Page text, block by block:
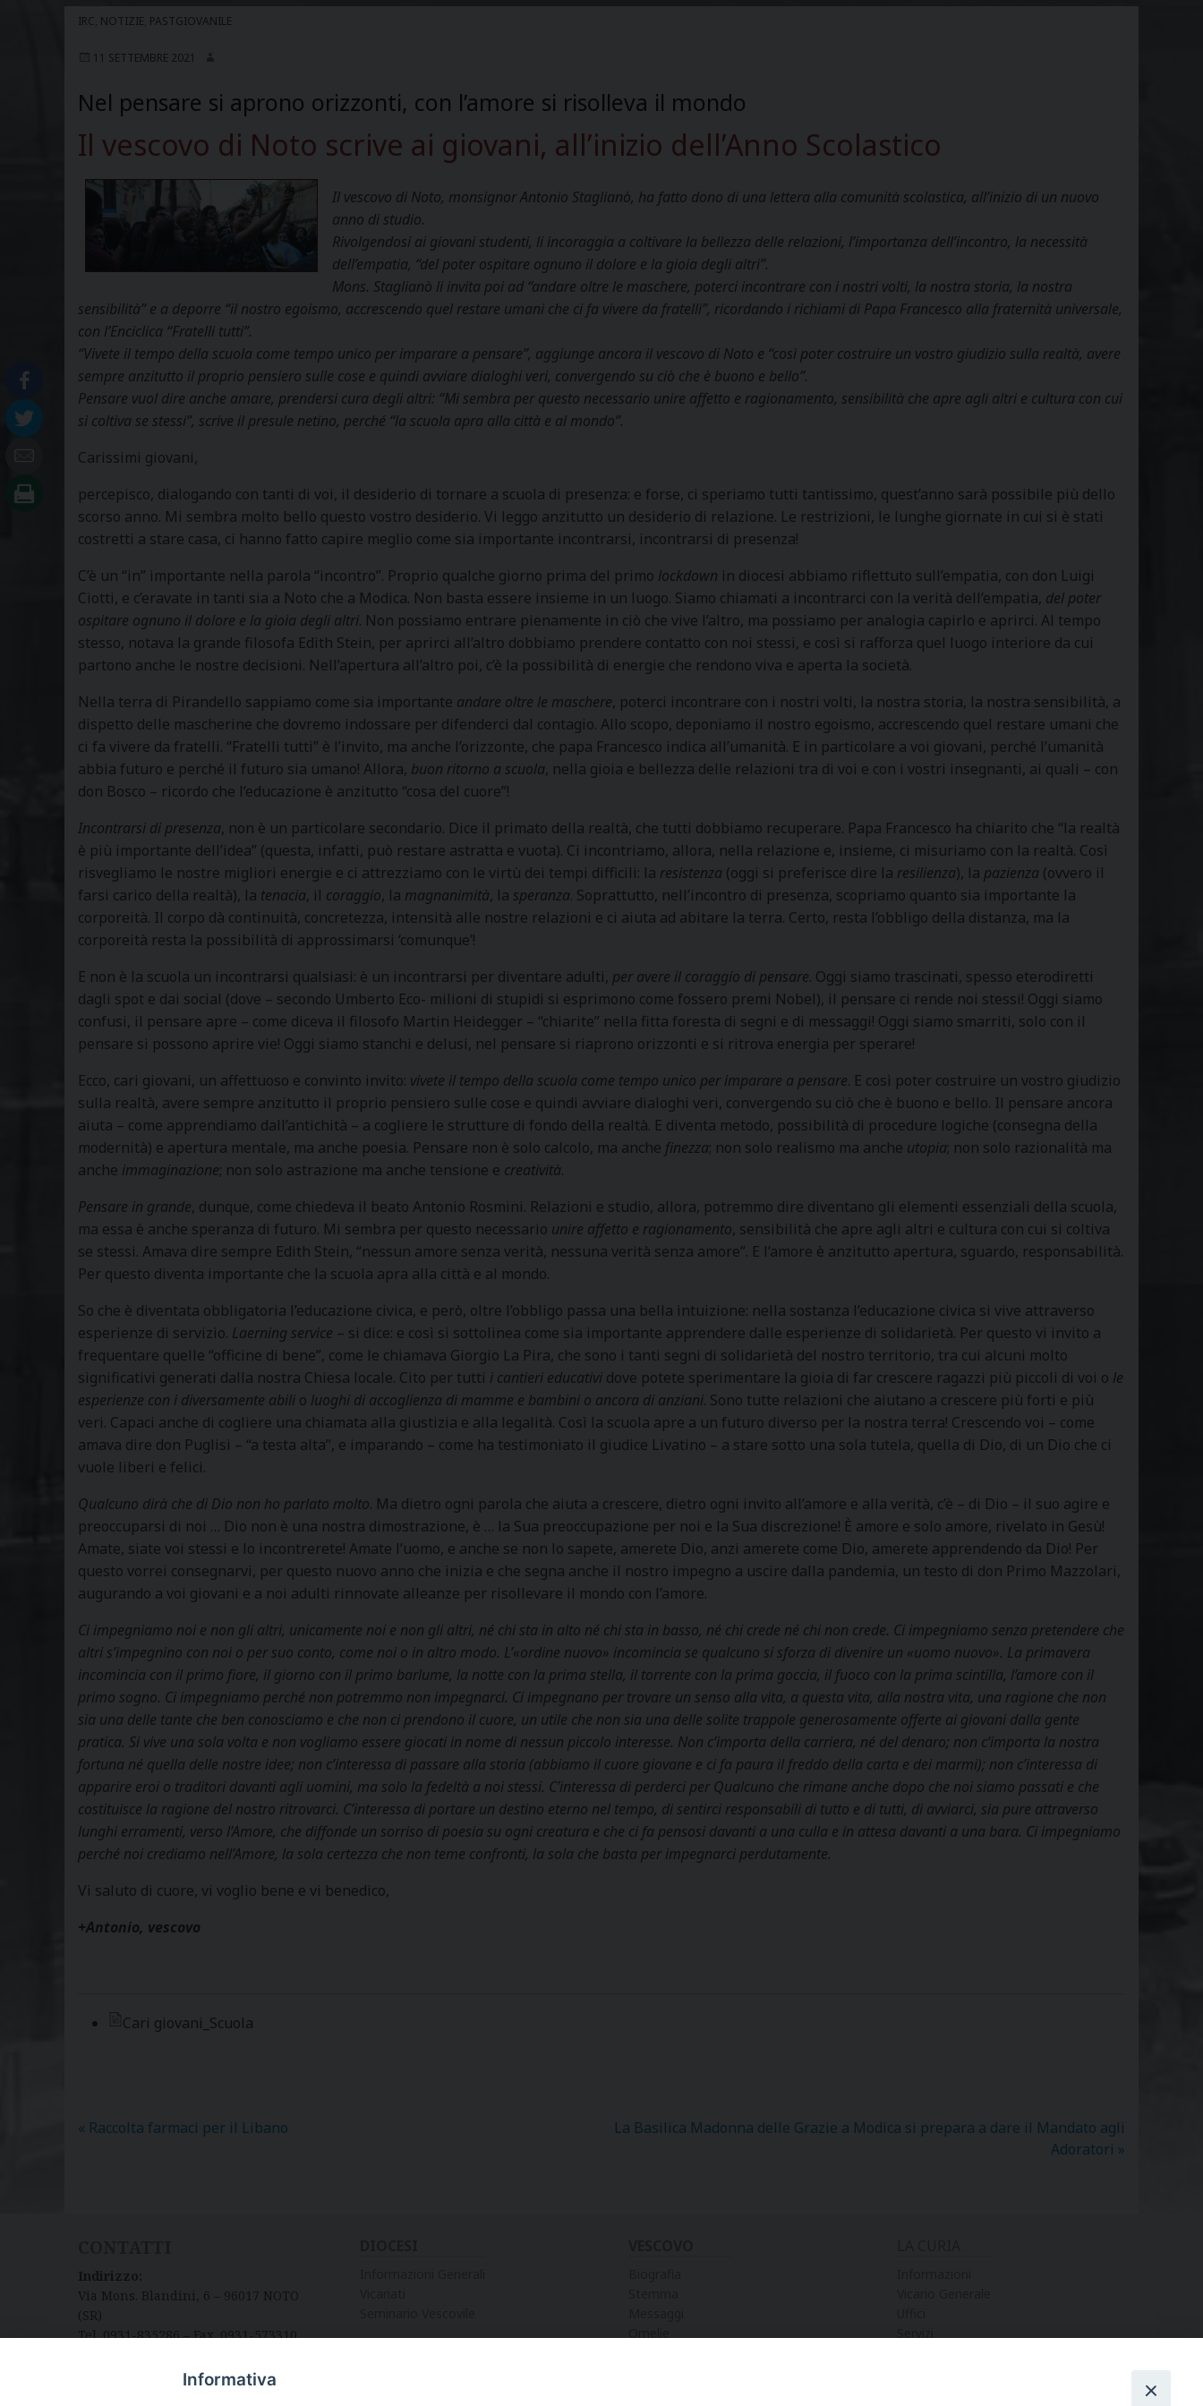
IRC NOTIZIE PASTGIOVANILE
11 SETTEMBRE 2021
Nel pensare si aprono orizzonti, con l’amore si risolleva il mondo
Il vescovo di Noto scrive ai giovani, all’inizio dell’Anno Scolastico
Il vescovo di Noto, monsignor Antonio Staglianò, ha fatto dono di una lettera alla comunità scolastica, all’inizio di un nuovo
anno di studio.
Rivolgendosi ai giovani studenti, li incoraggia a coltivare la bellezza delle relazioni, l’importanza dell’incontro, la necessità
dell’empatia, “del poter ospitare ognuno il dolore e la gioia degli altri”.
Mons. Staglianò li invita poi ad “andare oltre le maschere, poterci incontrare con i nostri volti, la nostra storia, la nostra
sensibilità” e a deporre “il nostro egoismo, accrescendo quel restare umani che ci fa vivere da fratelli”, ricordando i richiami di Papa Francesco alla fraternità universale,
con l’Enciclica “Fratelli tutti”.
“Vivete il tempo della scuola come tempo unico per imparare a pensare”, aggiunge ancora il vescovo di Noto e “così poter costruire un vostro giudizio sulla realtà, avere
sempre anzitutto il proprio pensiero sulle cose e quindi avviare dialoghi veri, convergendo su ciò che è buono e bello”.
Pensare vuol dire anche amare, prendersi cura degli altri: “Mi sembra per questo necessario unire affetto e ragionamento, sensibilità che apre agli altri e cultura con cui
si coltiva se stessi”, scrive il presule netino, perché “la scuola apra alla città e al mondo”.
Carissimi giovani,
percepisco, dialogando con tanti di voi, il desiderio di tornare a scuola di presenza: e forse, ci speriamo tutti tantissimo, quest’anno sarà possibile più dello
scorso anno. Mi sembra molto bello questo vostro desiderio. Vi leggo anzitutto un desiderio di relazione. Le restrizioni, le lunghe giornate in cui si è stati
costretti a stare casa, ci hanno fatto capire meglio come sia importante incontrarsi, incontrarsi di presenza!
C’è un “in” importante nella parola “incontro”. Proprio qualche giorno prima del primo lockdown in diocesi abbiamo riflettuto sull’empatia, con don Luigi
Ciotti, e c’eravate in tanti sia a Noto che a Modica. Non basta essere insieme in un luogo. Siamo chiamati a incontrarci con la verità dell’empatia, del poter
ospitare ognuno il dolore e la gioia degli altri. Non possiamo entrare pienamente in ciò che vive l’altro, ma possiamo per analogia capirlo e aprirci. Al tempo
stesso, notava la grande filosofa Edith Stein, per aprirci all’altro dobbiamo prendere contatto con noi stessi, e così si rafforza quel luogo interiore da cui
partono anche le nostre decisioni. Nell’apertura all’altro poi, c’è la possibilità di energie che rendono viva e aperta la società.
Nella terra di Pirandello sappiamo come sia importante andare oltre le maschere, poterci incontrare con i nostri volti, la nostra storia, la nostra sensibilità, a
dispetto delle mascherine che dovremo indossare per difenderci dal contagio. Allo scopo, deponiamo il nostro egoismo, accrescendo quel restare umani che
ci fa vivere da fratelli. “Fratelli tutti” è l’invito, ma anche l’orizzonte, che papa Francesco indica all’umanità. E in particolare a voi giovani, perché l’umanità
abbia futuro e perché il futuro sia umano! Allora, buon ritorno a scuola, nella gioia e bellezza delle relazioni tra di voi e con i vostri insegnanti, ai quali – con
don Bosco – ricordo che l’educazione è anzitutto “cosa del cuore”!
Incontrarsi di presenza, non è un particolare secondario. Dice il primato della realtà, che tutti dobbiamo recuperare. Papa Francesco ha chiarito che “la realtà
è più importante dell’idea” (questa, infatti, può restare astratta e vuota). Ci incontriamo, allora, nella relazione e, insieme, ci misuriamo con la realtà. Così
risvegliamo le nostre migliori energie e ci attrezziamo con le virtù dei tempi difficili: la resistenza (oggi si preferisce dire la resilienza), la pazienza (ovvero il
farsi carico della realtà), la tenacia, il coraggio, la magnanimità, la speranza. Soprattutto, nell’incontro di presenza, scopriamo quanto sia importante la
corporeità. Il corpo dà continuità, concretezza, intensità alle nostre relazioni e ci aiuta ad abitare la terra. Certo, resta l’obbligo della distanza, ma la
corporeità resta la possibilità di approssimarsi ‘comunque’!
E non è la scuola un incontrarsi qualsiasi: è un incontrarsi per diventare adulti, per avere il coraggio di pensare. Oggi siamo trascinati, spesso eterodiretti
dagli spot e dai social (dove – secondo Umberto Eco- milioni di stupidi si esprimono come fossero premi Nobel), il pensare ci rende noi stessi! Oggi siamo
confusi, il pensare apre – come diceva il filosofo Martin Heidegger – “chiarite” nella fitta foresta di segni e di messaggi! Oggi siamo smarriti, solo con il
pensare si possono aprire vie! Oggi siamo stanchi e delusi, nel pensare si riaprono orizzonti e si ritrova energia per sperare!
Ecco, cari giovani, un affettuoso e convinto invito: vivete il tempo della scuola come tempo unico per imparare a pensare. E così poter costruire un vostro giudizio
sulla realtà, avere sempre anzitutto il proprio pensiero sulle cose e quindi avviare dialoghi veri, convergendo su ciò che è buono e bello. Il pensare ancora
aiuta – come apprendiamo dall’antichità – a cogliere le strutture di fondo della realtà. E diventa metodo, possibilità di procedure logiche (consegna della
modernità) e apertura mentale, ma anche poesia. Pensare non è solo calcolo, ma anche finezza; non solo realismo ma anche utopia; non solo razionalità ma
anche immaginazione; non solo astrazione ma anche tensione e creatività.
Pensare in grande, dunque, come chiedeva il beato Antonio Rosmini. Relazioni e studio, allora, potremmo dire diventano gli elementi essenziali della scuola,
ma essa è anche speranza di futuro. Mi sembra per questo necessario unire affetto e ragionamento, sensibilità che apre agli altri e cultura con cui si coltiva
se stessi. Amava dire sempre Edith Stein, “nessun amore senza verità, nessuna verità senza amore”. E l’amore è anzitutto apertura, sguardo, responsabilità.
Per questo diventa importante che la scuola apra alla città e al mondo.
So che è diventata obbligatoria l’educazione civica, e però, oltre l’obbligo passa una bella intuizione: nella sostanza l’educazione civica si vive attraverso
esperienze di servizio. Laerning service – si dice: e così si sottolinea come sia importante apprendere dalle esperienze di solidarietà. Per questo vi invito a
frequentare quelle “officine di bene”, come le chiamava Giorgio La Pira, che sono i tanti segni di solidarietà del nostro territorio, tra cui alcuni molto
significativi generati dalla nostra Chiesa locale. Cito per tutti i cantieri educativi dove potete sperimentare la gioia di far crescere ragazzi più piccoli di voi o le
esperienze con i diversamente abili o luoghi di accoglienza di mamme e bambini o ancora di anziani. Sono tutte relazioni che aiutano a crescere più forti e più
veri. Capaci anche di cogliere una chiamata alla giustizia e alla legalità. Così la scuola apre a un futuro diverso per la nostra terra! Crescendo voi – come
amava dire don Puglisi – “a testa alta”, e imparando – come ha testimoniato il giudice Livatino – a stare sotto una sola tutela, quella di Dio, di un Dio che ci
vuole liberi e felici.
Qualcuno dirà che di Dio non ho parlato molto. Ma dietro ogni parola che aiuta a crescere, dietro ogni invito all’amore e alla verità, c’è – di Dio – il suo agire e
preoccuparsi di noi … Dio non è una nostra dimostrazione, è … la Sua preoccupazione per noi e la Sua discrezione! È amore e solo amore, rivelato in Gesù!
Amate, siate voi stessi e lo incontrerete! Amate l’uomo, e anche se non lo sapete, amerete Dio, anzi amerete come Dio, amerete apprendendo da Dio! Per
questo vorrei consegnarvi, per questo nuovo anno che inizia e che segna anche il nostro impegno a uscire dalla pandemia, un testo di don Primo Mazzolari,
augurando a voi giovani e a noi adulti rinnovate alleanze per risollevare il mondo con l’amore.
Ci impegniamo noi e non gli altri, unicamente noi e non gli altri, né chi sta in alto né chi sta in basso, né chi crede né chi non crede. Ci impegniamo senza pretendere che
altri s’impegnino con noi o per suo conto, come noi o in altro modo. L’«ordine nuovo» incomincia se qualcuno si sforza di divenire un «uomo nuovo». La primavera
incomincia con il primo fiore, il giorno con il primo barlume, la notte con la prima stella, il torrente con la prima goccia, il fuoco con la prima scintilla, l’amore con il
primo sogno. Ci impegniamo perché non potremmo non impegnarci. Ci impegnano per trovare un senso alla vita, a questa vita, alla nostra vita, una ragione che non
sia una delle tante che ben conosciamo e che non ci prendono il cuore, un utile che non sia una delle solite trappole generosamente offerte ai giovani dalla gente
pratica. Si vive una sola volta e non vogliamo essere giocati in nome di nessun piccolo interesse. Non c’importa della carriera, né del denaro; non c’importa la nostra
fortuna né quella delle nostre idee; non c’interessa di passare alla storia (abbiamo il cuore giovane e ci fa paura il freddo della carta e dei marmi); non c’interessa di
apparire eroi o traditori davanti agli uomini, ma solo la fedeltà a noi stessi. C’interessa di perderci per Qualcuno che rimane anche dopo che noi siamo passati e che
costituisce la ragione del nostro ritrovarci. C’interessa di portare un destino eterno nel tempo, di sentirci responsabili di tutto e di tutti, di avviarci, sia pure attraverso
lunghi erramenti, verso l’Amore, che diffonde un sorriso di poesia su ogni creatura e che ci fa pensosi davanti a una culla e in attesa davanti a una bara. Ci impegniamo
perché noi crediamo nell’Amore, la sola certezza che non teme confronti, la sola che basta per impegnarci perdutamente.
Vi saluto di cuore, vi voglio bene e vi benedico,
+Antonio, vescovo
Cari giovani_Scuola
« Raccolta farmaci per il Libano
La Basilica Madonna delle Grazie a Modica si prepara a dare il Mandato agli
Adoratori »
Indirizzo:
Via Mons. Blandini, 6 – 96017 NOTO
(SR)
Tel. 0931-835286 – Fax. 0931-573310
Informativa